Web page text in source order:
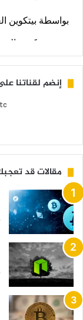
إنضم لقناتنا
مقالات قد